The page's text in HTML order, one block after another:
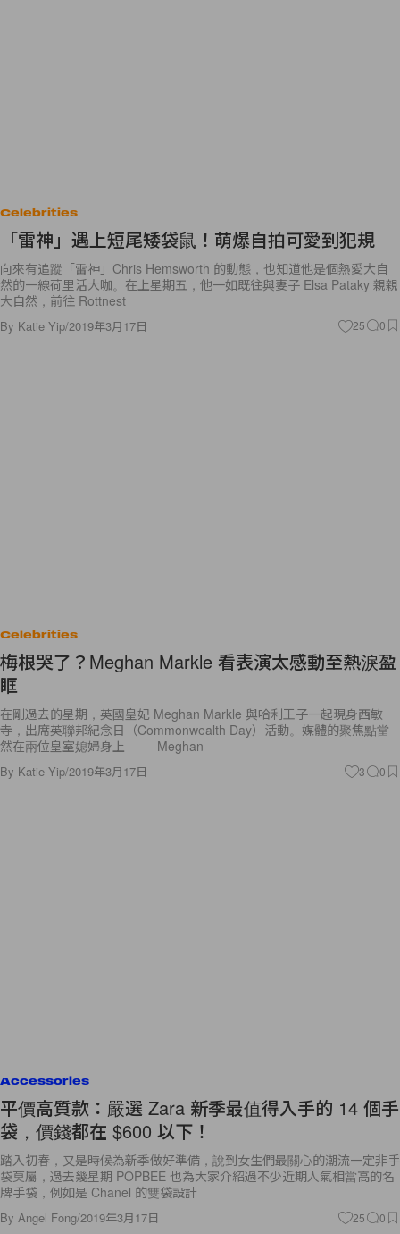
Celebrities
「雷神」遇上短尾矮袋鼠！萌爆自拍可愛到犯規
向來有追蹤「雷神」Chris Hemsworth 的動態，也知道他是個熱愛大自
然的一線荷里活大咖。在上星期五，他一如既往與妻子 Elsa Pataky 親親
大自然，前往 Rottnest
By Katie Yip/2019年3月17日 25 0
Celebrities
梅根哭了？Meghan Markle 看表演太感動至熱淚盈
眶
在剛過去的星期，英國皇妃 Meghan Markle 與哈利王子一起現身西敏
寺，出席英聯邦紀念日（Commonwealth Day）活動。媒體的聚焦點當
然在兩位皇室媳婦身上 —— Meghan
By Katie Yip/2019年3月17日 3 0
Accessories
平價高質款：嚴選 Zara 新季最值得入手的 14 個手
袋，價錢都在 $600 以下！
踏入初春，又是時候為新季做好準備，說到女生們最關心的潮流一定非手
袋莫屬，過去幾星期 POPBEE 也為大家介紹過不少近期人氣相當高的名
牌手袋，例如是 Chanel 的雙袋設計
By Angel Fong/2019年3月17日 25 0